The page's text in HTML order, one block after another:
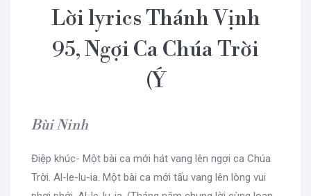
Lời lyrics Thánh Vịnh
95, Ngợi Ca Chúa Trời
(Ý
Bùi Ninh
Điệp khúc- Một bài ca mới hát vang lên ngợi ca Chúa
Trời. Al-le-lu-ia. Một bài ca mới tấu vang lên lòng vui